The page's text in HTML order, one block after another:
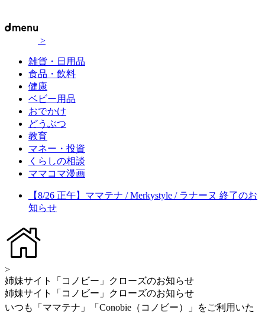
>
雑貨・日用品
食品・飲料
健康
ベビー用品
おでかけ
どうぶつ
教育
マネー・投資
くらしの相談
ママコマ漫画
【8/26 正午】ママテナ / Merkystyle / ラナーヌ 終了のお
知らせ
>
姉妹サイト「コノビー」クローズのお知らせ
姉妹サイト「コノビー」クローズのお知らせ
いつも「ママテナ」「Conobie（コノビー）」をご利用いた